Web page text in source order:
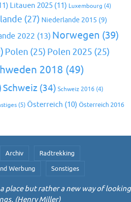
Litauen 2025 (11) Luxembourg (4)
(27) Niederlande 2015 (9)
2022 (13) Norwegen (39)
Polen (25) Polen 2025 (25)
2018 (49)
Schweiz (34) Schweiz 2016 (4)
(5) Österreich (10) Österreich 2016
Archiv
Radtrekking
Werbung Sonstiges
place but rather a new way of looking
(Henry Miller)